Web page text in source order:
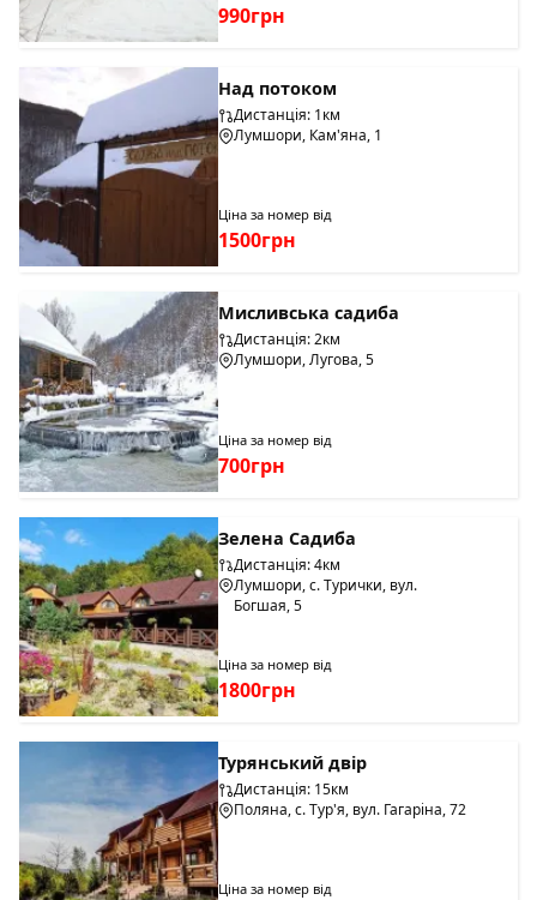
990грн
Над потоком
Дистанція: 1км
Лумшори, Кам'яна, 1
Ціна за номер від
1500грн
Мисливська садиба
Дистанція: 2км
Лумшори, Лугова, 5
Ціна за номер від
700грн
Зелена Садиба
Дистанція: 4км
Лумшори, с. Турички, вул.
Богшая, 5
Ціна за номер від
1800грн
Турянський двір
Дистанція: 15км
Поляна, с. Тур'я, вул. Гагаріна, 72
Ціна за номер від